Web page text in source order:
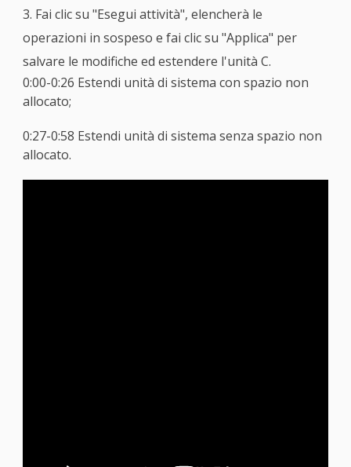
3. Fai clic su "Esegui attività", elencherà le
operazioni in sospeso e fai clic su "Applica" per
salvare le modifiche ed estendere l'unità C.
0:00-0:26 Estendi unità di sistema con spazio non
allocato;
0:27-0:58 Estendi unità di sistema senza spazio non
allocato.